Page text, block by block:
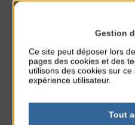
Gestion
Ce site peut déposer lors
pages des cookies et des
utilisons des cookies sur
expérience utilisateur.
Tout